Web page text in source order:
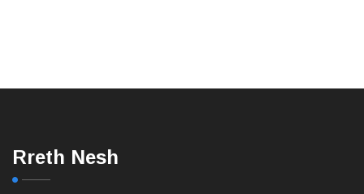
Rreth Nesh